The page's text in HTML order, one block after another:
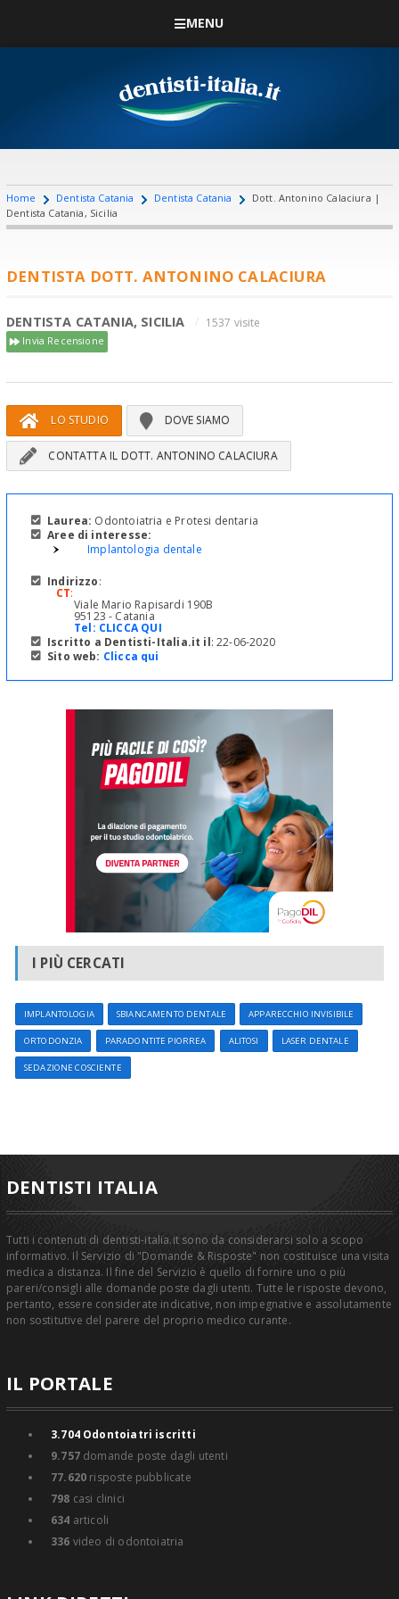
MENU
Home Dentista Catania Dentista Catania
Dott. Antonino Calaciura |
Dentista Catania, Sicilia
DENTISTA DOTT. ANTONINO CALACIURA
DENTISTA CATANIA, SICILIA 1537 visite
Invia Recensione
LO STUDIO DOVE SIAMO
CONTATTA IL DOTT. ANTONINO CALACIURA
Laurea: Odontoiatria e Protesi dentaria
Aree di interesse:
Implantologia dentale
Indirizzo:
CT:
Viale Mario Rapisardi 190B
95123 - Catania
Tel: CLICCA QUI
Iscritto a Dentisti-Italia.it il: 22-06-2020
Sito web: Clicca qui
I PIÙ CERCATI
IMPLANTOLOGIA SBIANCAMENTO DENTALE APPARECCHIO INVISIBILE
ORTODONZIA PARADONTITE PIORREA ALITOSI LASER DENTALE
SEDAZIONE COSCIENTE
DENTISTI ITALIA
Tutti i contenuti di dentisti-italia.it sono da considerarsi solo a scopo
informativo. Il Servizio di "Domande & Risposte" non costituisce una visita
medica a distanza. Il fine del Servizio è quello di fornire uno o più
pareri/consigli alle domande poste dagli utenti. Tutte le risposte devono,
pertanto, essere considerate indicative, non impegnative e assolutamente
non sostitutive del parere del proprio medico curante.
IL PORTALE
3.704Odontoiatri iscritti
9.757domande poste dagli utenti
77.620 risposte pubblicate
798 casi clinici
634 articoli
336 video di odontoiatria